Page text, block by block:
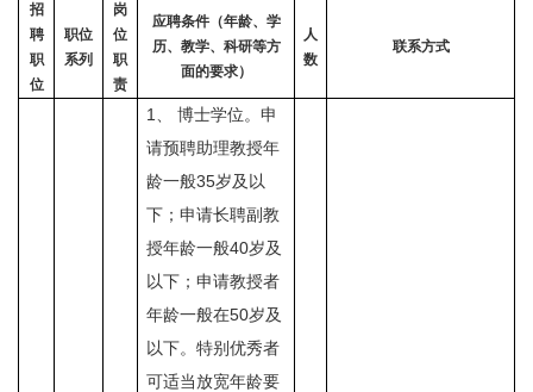
招
聘
职
位
职位
系列
岗
位
职
责
应聘条件（年龄、学
历、教学、科研等方
面的要求）
人
数
联系方式
1
博士学位。申
请预聘助理教授年
龄一般35岁及以
下；申请长聘副教
授年龄一般40岁及
以下；申请教授者
年龄一般在50岁及
以下。特别优秀者
可适当放宽年龄要